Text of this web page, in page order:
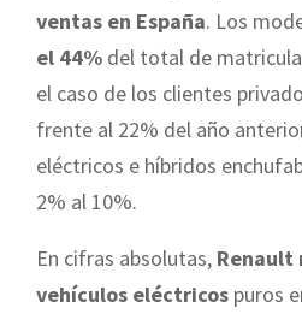
ventas en España. Los
el 44% del total de
el caso de los clientes
frente al 22% del año
eléctricos e híbridos
2% al 10%.
En cifras absolutas, Renault
vehículos eléctricos puros